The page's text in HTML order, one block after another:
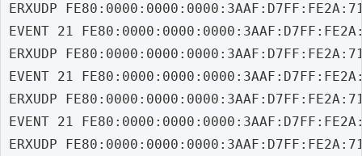
ERXUDP
EVENT 21
ERXUDP
EVENT 21
ERXUDP
EVENT 21
ERXUDP